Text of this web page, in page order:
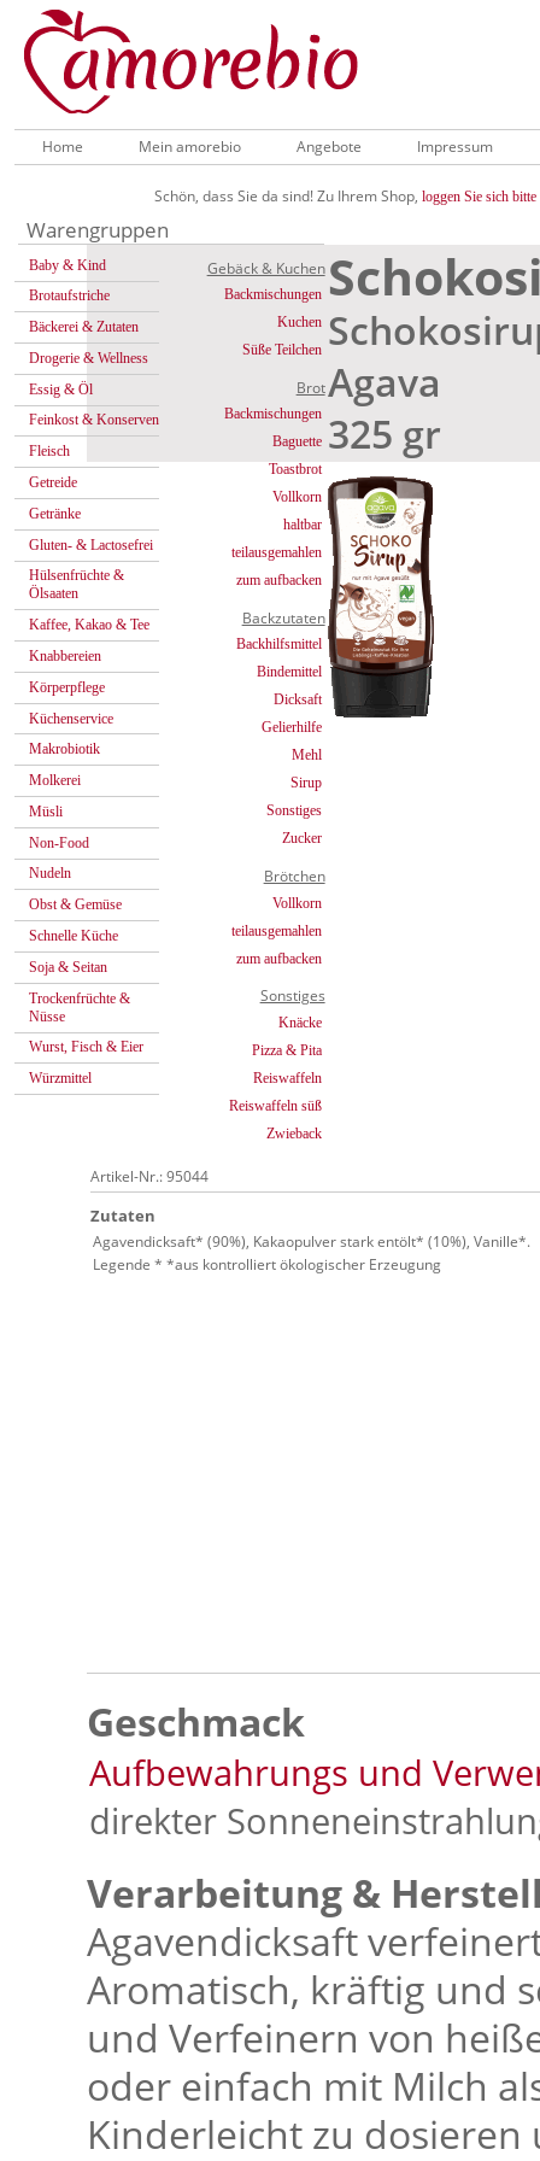
Home Mein amorebio Angebote Impressum
Schön, dass Sie da sind! Zu Ihrem Shop, loggen Sie sich bitte
Warengruppen
Baby & Kind
Brotaufstriche
Bäckerei & Zutaten
Drogerie & Wellness
Essig & Öl
Feinkost & Konserven
Fleisch
Getreide
Getränke
Gluten- & Lactosefrei
Hülsenfrüchte &
Ölsaaten
Kaffee, Kakao & Tee
Knabbereien
Körperpflege
Küchenservice
Makrobiotik
Molkerei
Müsli
Non-Food
Nudeln
Obst & Gemüse
Schnelle Küche
Soja & Seitan
Trockenfrüchte &
Nüsse
Wurst, Fisch & Eier
Würzmittel
Gebäck & Kuchen
Backmischungen
Kuchen
Süße Teilchen
Brot
Backmischungen
Baguette
Toastbrot
Vollkorn
haltbar
teilausgemahlen
zum aufbacken
Backzutaten
Backhilfsmittel
Bindemittel
Dicksaft
Gelierhilfe
Mehl
Sirup
Sonstiges
Zucker
Brötchen
Vollkorn
teilausgemahlen
zum aufbacken
Sonstiges
Knäcke
Pizza & Pita
Reiswaffeln
Reiswaffeln süß
Zwieback
Agava
325 gr
Artikel-Nr.: 95044
Zutaten
Agavendicksaft* (90%), Kakaopulver stark entölt* (10%), Vanille*.
Legende * *aus kontrolliert ökologischer Erzeugung
Geschmack
Aufbewahrungs und
direkter
Verarbeitung &
Agavendicksaft
Aromatisch, kräftig und
und Verfeinern von
oder einfach mit Milch
Kinderleicht zu